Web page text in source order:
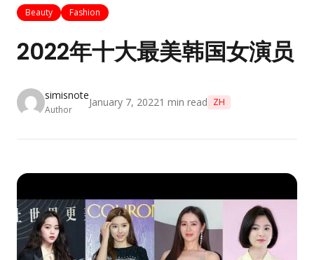
Beauty Fashion
2022年十大最美韩国女演员
simisnote
Author
January 7, 20221 min read ZH